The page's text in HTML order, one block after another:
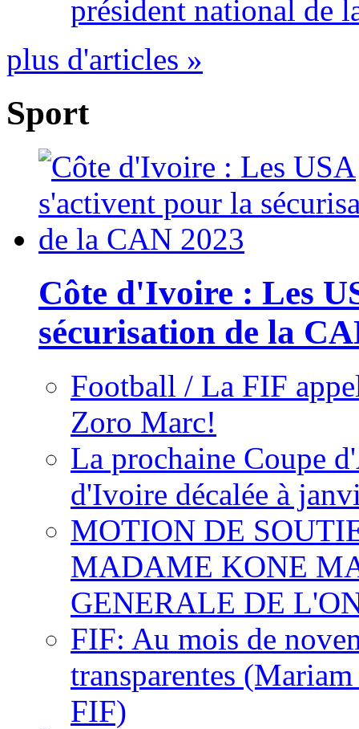
président national de
plus d'articles »
Sport
Côte d'Ivoire : Les
sécurisation de la
Football / La FIF
Zoro Marc!
La prochaine Coupe
d'Ivoire décalée à
MOTION DE
MADAME KONE
GENERALE DE
FIF: Au mois de
transparentes
FIF)